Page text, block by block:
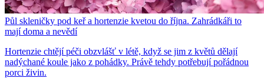
Půl skleničky pod keř a hortenzie kvetou do října. Zahrádkáři to
mají doma a nevědí
Hortenzie chtějí péči obzvlášť v létě, když se jim z květů dělají
nadýchané koule jako z pohádky. Právě tehdy potřebují pořádnou
porci živin.